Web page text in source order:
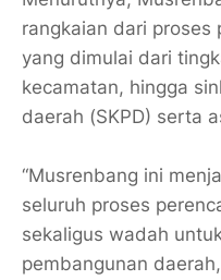
rangkaian dari proses
yang dimulai dari
kecamatan, hingga
daerah (SKPD) serta
“Musrenbang ini
seluruh proses
sekaligus wadah
pembangunan